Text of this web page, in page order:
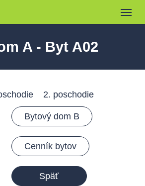
Menu
A - Byt A02
2. poschodie
Bytový dom B
Cenník bytov
Späť